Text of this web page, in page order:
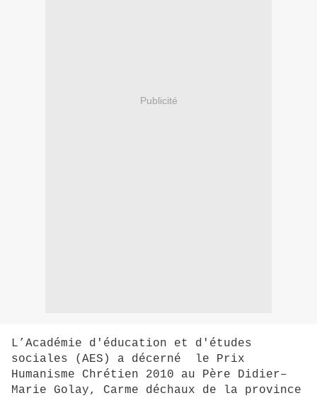
Publicité
L’Académie d'éducation et d'études
sociales (AES) a décerné le Prix
Humanisme Chrétien 2010 au Père Didier–
Marie Golay, Carme déchaux de la province